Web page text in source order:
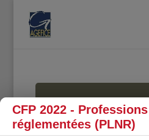
CFP 2022 -
réglementées (PLNR)